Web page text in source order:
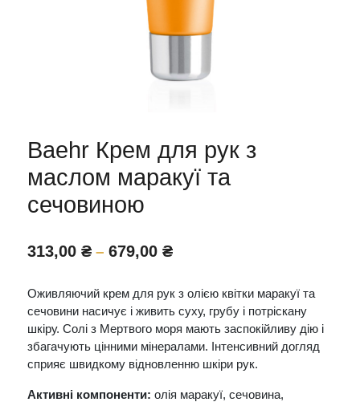
Baehr Крем для рук з
маслом маракуї та
сечовиною
313,00 ₴ – 679,00 ₴Діапазон
313,00 ₴
до
679,00 ₴
Оживляючий крем для рук з олією квітки маракуї та
сечовини насичує і живить суху, грубу і потріскану
шкіру. Солі з Мертвого моря мають заспокійливу дію і
збагачують цінними мінералами. Інтенсивний догляд
сприяє швидкому відновленню шкіри рук.
Активні компоненти: олія маракуї, сечовина,